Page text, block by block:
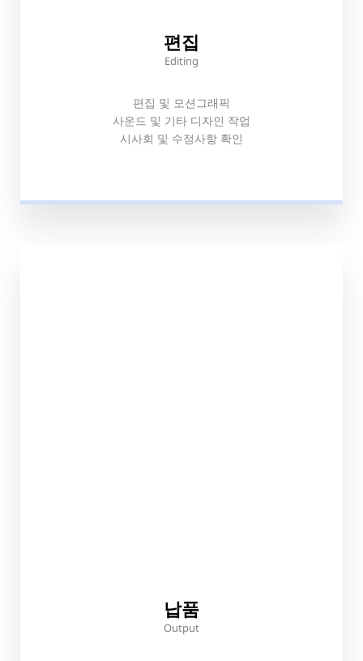
편집
Editing
편집 및 모션그래픽
사운드 및 기타 디자인 작업
시사회 및 수정사항 확인
납품
Output